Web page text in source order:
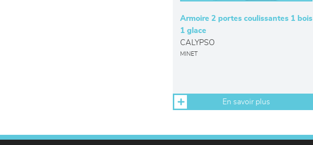
Armoire 2 portes coulissantes 1 bois
1 glace
CALYPSO
MINET
En savoir plus